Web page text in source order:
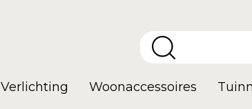
Verlichting Woonaccessoires